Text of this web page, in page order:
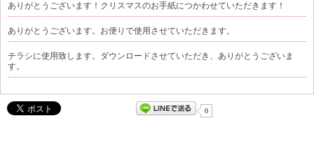
ありがとうございます！クリスマスのお手紙につかわせていただきます！
ありがとうございます。お便りで使用させていただきます。
チラシに使用致します。ダウンロードさせていただき、ありがとうございま
す。
0